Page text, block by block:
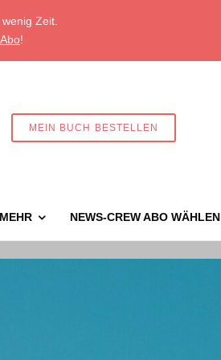
Zeit.
!
MEIN BUCH BESTELLEN
MEHR NEWS-CREW ABO WÄHLEN